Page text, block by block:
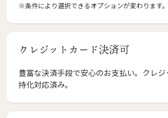
※条件により選択できるオプションが変わります。
クレジットカード決済可
豊富な決済手段で安心のお支払い。クレ
持化対応済み。